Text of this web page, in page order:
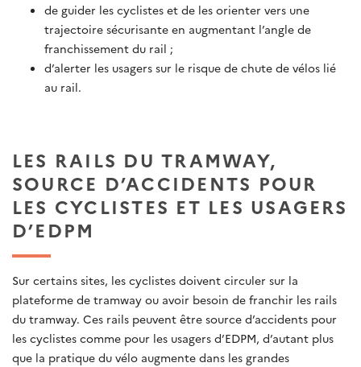
de guider les cyclistes et de les orienter vers une
trajectoire sécurisante en augmentant l’angle de
franchissement du rail ;
d’alerter les usagers sur le risque de chute de vélos lié
au rail.
LES RAILS DU TRAMWAY,
SOURCE D’ACCIDENTS POUR
LES CYCLISTES ET LES USAGERS
D’EDPM
Sur certains sites, les cyclistes doivent circuler sur la
plateforme de tramway ou avoir besoin de franchir les rails
du tramway. Ces rails peuvent être source d’accidents pour
les cyclistes comme pour les usagers d’EDPM, d’autant plus
que la pratique du vélo augmente dans les grandes